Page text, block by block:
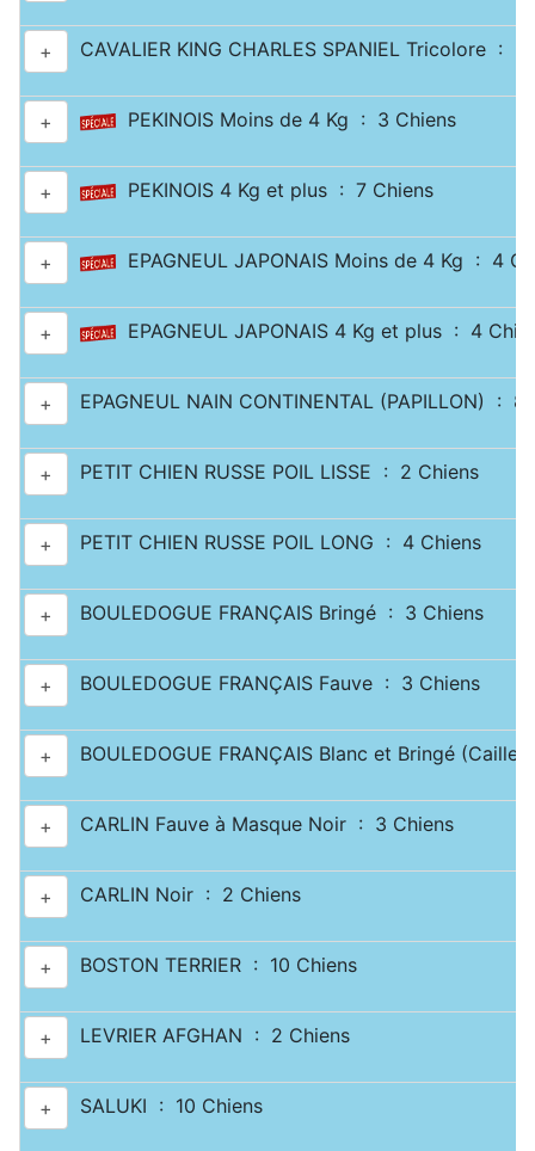
+ CAVALIER KING CHARLES SPANIEL Tricolore : 2
+ PEKINOIS Moins de 4 Kg : 3 Chiens
+ PEKINOIS 4 Kg et plus : 7 Chiens
+ EPAGNEUL JAPONAIS Moins de 4 Kg : 4
+ EPAGNEUL JAPONAIS 4 Kg et plus : 4
+ EPAGNEUL NAIN CONTINENTAL (PAPILLON) : 8
+ PETIT CHIEN RUSSE POIL LISSE : 2 Chiens
+ PETIT CHIEN RUSSE POIL LONG : 4 Chiens
+ BOULEDOGUE FRANÇAIS Bringé : 3 Chiens
+ BOULEDOGUE FRANÇAIS Fauve : 3 Chiens
+ BOULEDOGUE FRANÇAIS Blanc et Bringé
+ CARLIN Fauve à Masque Noir : 3 Chiens
+ CARLIN Noir : 2 Chiens
+ BOSTON TERRIER : 10 Chiens
+ LEVRIER AFGHAN : 2 Chiens
+ SALUKI : 10 Chiens